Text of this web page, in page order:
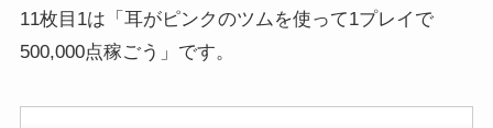
11枚目1は「耳がピンクのツムを使って1プレイで
500,000点稼ごう」です。